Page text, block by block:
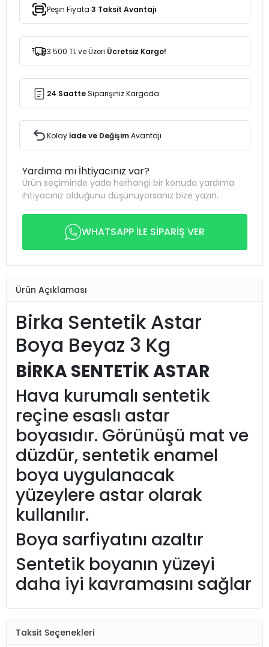
Peşin Fiyata 3 Taksit Avantajı
3.500 TL ve Üzeri Ücretsiz Kargo!
24 SaatteSiparişiniz Kargoda
Kolayİade ve DeğişimAvantajı
Yardıma mı İhtiyacınız var?
Ürün seçiminde yada herhangi bir konuda yardıma
ihtiyacınız olduğunu düşünüyorsanız bize yazın.
WHATSAPP İLE SİPARİŞ VER
Ürün Açıklaması
Birka Sentetik Astar
Boya Beyaz 3 Kg
BİRKA SENTETİK ASTAR
Hava kurumalı sentetik
reçine esaslı astar
boyasıdır. Görünüşü mat ve
düzdür, sentetik enamel
boya uygulanacak
yüzeylere astar olarak
kullanılır.
Boya sarfiyatını azaltır
Sentetik boyanın yüzeyi
daha iyi kavramasını sağlar
Taksit Seçenekleri